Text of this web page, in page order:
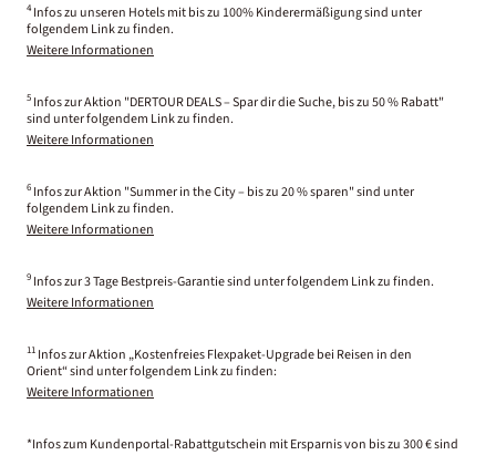
4 Infos zu unseren Hotels mit bis zu 100% Kinderermäßigung sind unter
folgendem Link zu finden.
Weitere Informationen
5 Infos zur Aktion "DERTOUR DEALS – Spar dir die Suche, bis zu 50 % Rabatt"
sind unter folgendem Link zu finden.
Weitere Informationen
6 Infos zur Aktion "Summer in the City – bis zu 20 % sparen" sind unter
folgendem Link zu finden.
Weitere Informationen
9 Infos zur 3 Tage Bestpreis-Garantie sind unter folgendem Link zu finden.
Weitere Informationen
11 Infos zur Aktion „Kostenfreies Flexpaket-Upgrade bei Reisen in den
Orient“ sind unter folgendem Link zu finden:
Weitere Informationen
*Infos zum Kundenportal-Rabattgutschein mit Ersparnis von bis zu 300 € sind